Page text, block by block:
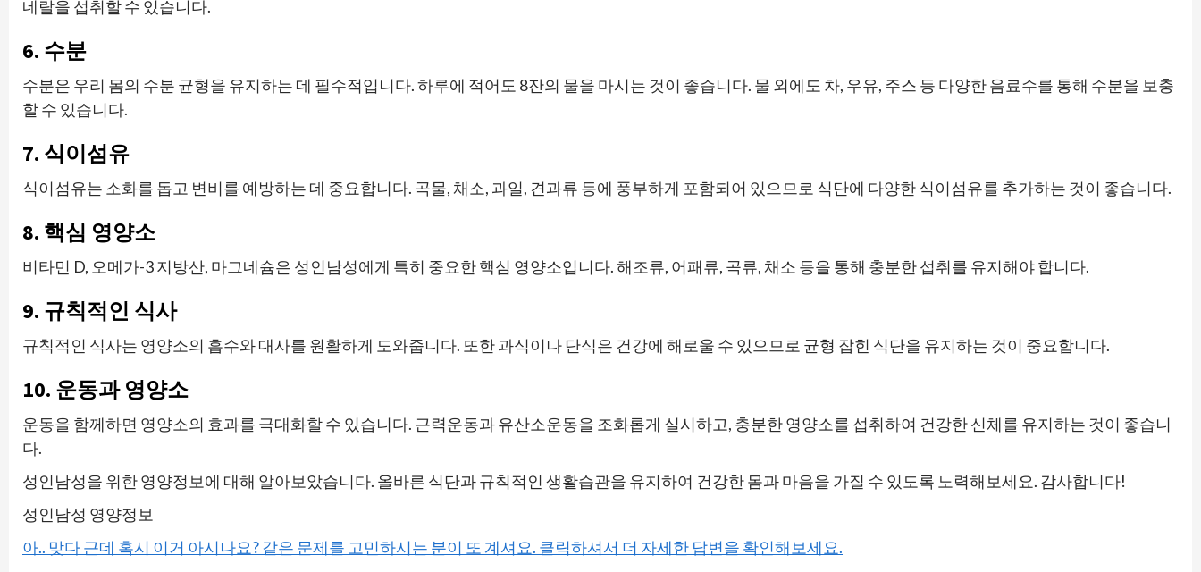
네랄을 섭취할 수 있습니다.
6. 수분
수분은 우리 몸의 수분 균형을 유지하는 데 필수적입니다. 하루에 적어도 8잔의 물을 마시는 것이 좋습니다. 물 외에도 차, 우유, 주스 등 다양한 음료수를 통해 수분을 보충
할 수 있습니다.
7. 식이섬유
식이섬유는 소화를 돕고 변비를 예방하는 데 중요합니다. 곡물, 채소, 과일, 견과류 등에 풍부하게 포함되어 있으므로 식단에 다양한 식이섬유를 추가하는 것이 좋습니다.
8. 핵심 영양소
비타민 D, 오메가-3 지방산, 마그네슘은 성인남성에게 특히 중요한 핵심 영양소입니다. 해조류, 어패류, 곡류, 채소 등을 통해 충분한 섭취를 유지해야 합니다.
9. 규칙적인 식사
규칙적인 식사는 영양소의 흡수와 대사를 원활하게 도와줍니다. 또한 과식이나 단식은 건강에 해로울 수 있으므로 균형 잡힌 식단을 유지하는 것이 중요합니다.
10. 운동과 영양소
운동을 함께하면 영양소의 효과를 극대화할 수 있습니다. 근력운동과 유산소운동을 조화롭게 실시하고, 충분한 영양소를 섭취하여 건강한 신체를 유지하는 것이 좋습니
다.
성인남성을 위한 영양정보에 대해 알아보았습니다. 올바른 식단과 규칙적인 생활습관을 유지하여 건강한 몸과 마음을 가질 수 있도록 노력해보세요. 감사합니다!
성인남성 영양정보
아.. 맞다 근데 혹시 이거 아시나요? 같은 문제를 고민하시는 분이 또 계셔요. 클릭하셔서 더 자세한 답변을 확인해보세요.